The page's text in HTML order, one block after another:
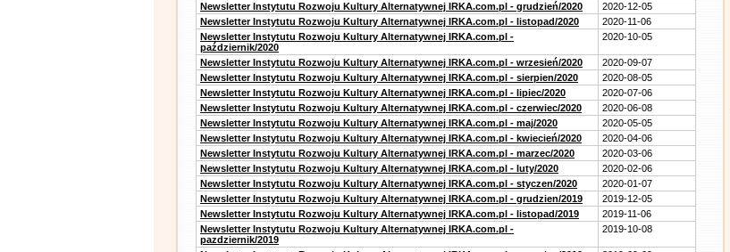
Newsletter Instytutu Rozwoju Kultury Alternatywnej IRKA.com.pl - grudzień/2020
2020-12-05
Newsletter Instytutu Rozwoju Kultury Alternatywnej IRKA.com.pl - listopad/2020
2020-11-06
Newsletter Instytutu Rozwoju Kultury Alternatywnej IRKA.com.pl -
październik/2020
2020-10-05
Newsletter Instytutu Rozwoju Kultury Alternatywnej IRKA.com.pl - wrzesień/2020
2020-09-07
Newsletter Instytutu Rozwoju Kultury Alternatywnej IRKA.com.pl - sierpien/2020
2020-08-05
Newsletter Instytutu Rozwoju Kultury Alternatywnej IRKA.com.pl - lipiec/2020
2020-07-06
Newsletter Instytutu Rozwoju Kultury Alternatywnej IRKA.com.pl - czerwiec/2020
2020-06-08
Newsletter Instytutu Rozwoju Kultury Alternatywnej IRKA.com.pl - maj/2020
2020-05-05
Newsletter Instytutu Rozwoju Kultury Alternatywnej IRKA.com.pl - kwiecień/2020
2020-04-06
Newsletter Instytutu Rozwoju Kultury Alternatywnej IRKA.com.pl - marzec/2020
2020-03-06
Newsletter Instytutu Rozwoju Kultury Alternatywnej IRKA.com.pl - luty/2020
2020-02-06
Newsletter Instytutu Rozwoju Kultury Alternatywnej IRKA.com.pl - styczen/2020
2020-01-07
Newsletter Instytutu Rozwoju Kultury Alternatywnej IRKA.com.pl - grudzien/2019
2019-12-05
Newsletter Instytutu Rozwoju Kultury Alternatywnej IRKA.com.pl - listopad/2019
2019-11-06
Newsletter Instytutu Rozwoju Kultury Alternatywnej IRKA.com.pl -
pazdziernik/2019
2019-10-08